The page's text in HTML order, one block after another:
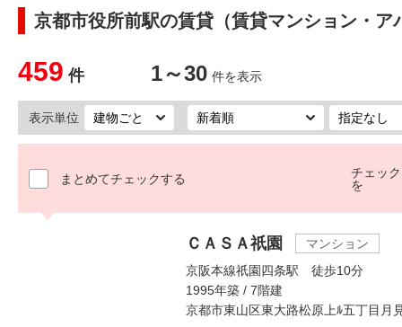
京都市役所前駅の賃貸（賃貸マンション・ア
459 件 1～30 件を表示
表示単位
まとめてチェックする
チェッ
を
ＣＡＳＡ祇園
マンション
京阪本線祇園四条駅 徒歩10分
1995年築 / 7階建
京都市東山区東大路松原上ﾙ五丁目月